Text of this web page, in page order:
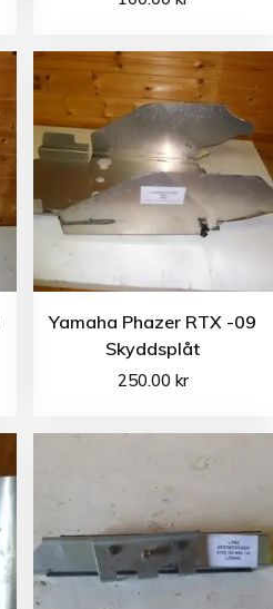
Yamaha Phazer RTX -09
Skyddsplåt
250.00 kr